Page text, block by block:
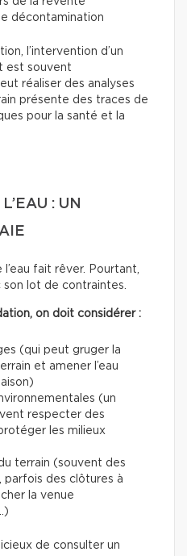
décontamination
l’intervention d’un
est souvent
réaliser des analyses
présente des traces de
pour la santé et la
: UN
fait rêver. Pourtant,
son lot de contraintes.
on doit considérer :
(qui peut gruger la
et amener l’eau
(un
respecter des
les milieux
terrain (souvent des
parfois des clôtures à
la venue
de consulter un